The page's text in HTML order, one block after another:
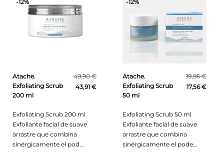
Atache.
Exfoliating Scrub
200 ml
49,90 €
43,91 €
Exfoliating Scrub 200 ml
Exfoliante facial de suave
arrastre que combina
sinérgicamente el pod...
-12%
Atache.
Exfoliating Scrub
50 ml
19,95 €
17,56 €
Exfoliating Scrub 50 ml
Exfoliante facial de suave
arrastre que combina
sinérgicamente el pode...
-12%